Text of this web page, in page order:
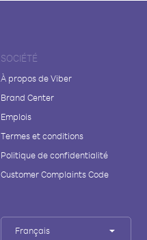
SOCIÉTÉ
À propos de Viber
Brand Center
Emplois
Termes et conditions
Politique de confidentialité
Customer Complaints Code
Français